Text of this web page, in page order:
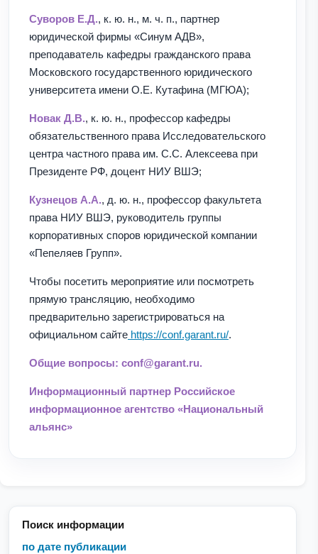
Поиск информации
по дате публикации
Суворов Е.Д., к. ю. н., м. ч. п., партнер
юридической фирмы «Синум АДВ»,
преподаватель кафедры гражданского права
Московского государственного юридического
университета имени О.Е. Кутафина (МГЮА);
Новак Д.В., к. ю. н., профессор кафедры
обязательственного права Исследовательского
центра частного права им. С.С. Алексеева при
Президенте РФ, доцент НИУ ВШЭ;
Кузнецов А.А., д. ю. н., профессор факультета
права НИУ ВШЭ, руководитель группы
корпоративных споров юридической компании
«Пепеляев Групп».
Чтобы посетить мероприятие или посмотреть
прямую трансляцию, необходимо
предварительно зарегистрироваться на
официальном сайте https://conf.garant.ru/.
Общие вопросы: conf@garant.ru.
Информационный партнер Российское
информационное агентство «Национальный
альянс»